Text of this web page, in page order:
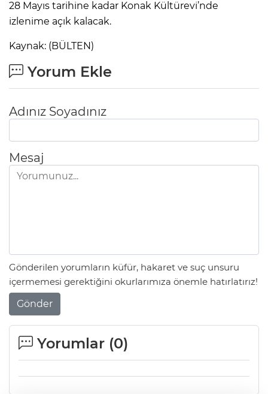
28 Mayıs tarihine kadar Konak Kültürevi’nde
izlenime açık kalacak.
Kaynak: (BÜLTEN)
Yorum Ekle
Adınız Soyadınız
Mesaj
Gönderilen yorumların küfür, hakaret ve suç unsuru
içermemesi gerektiğini okurlarımıza önemle hatırlatırız!
Gönder
Yorumlar (0)